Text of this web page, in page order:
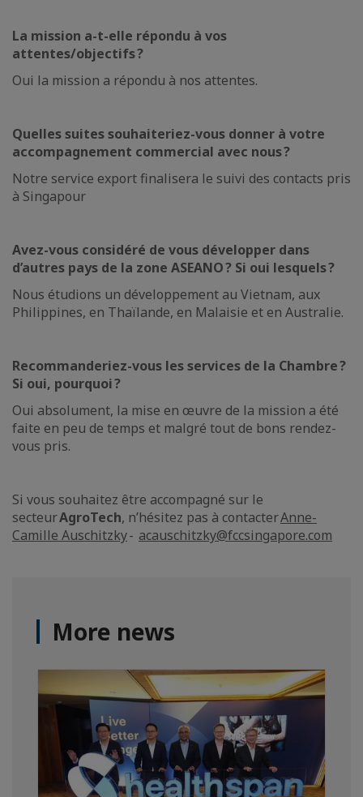
La mission a-t-elle répondu à vos
attentes/objectifs?
Oui la mission a répondu à nos attentes.
Quelles suites souhaiteriez-vous donner à votre
accompagnement commercial avec nous?
Notre service export finalisera le suivi des contacts pris
à Singapour
Avez-vous considéré de vous développer dans
d’autres pays de la zone ASEANO? Si oui lesquels?
Nous étudions un développement au Vietnam, aux
Philippines, en Thaïlande, en Malaisie et en Australie.
Recommanderiez-vous les services de la Chambre?
Si oui, pourquoi?
Oui absolument, la mise en œuvre de la mission a été
faite en peu de temps et malgré tout de bons rendez-
vous pris.
Si vous souhaitez être accompagné sur le
secteurAgroTech, n’hésitez pas à contacterAnne-
Camille Auschitzky- acauschitzky@fccsingapore.com
More news